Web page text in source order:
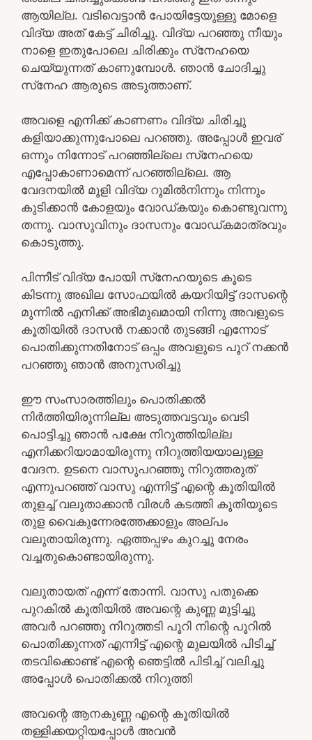
ആയില്ല. വടിവെട്ടാന്‍ പോയിട്ടേയുള്ളു മോളെ
വിദ്യ അത് കേട്ട് ചിരിച്ചു. വിദ്യ പറഞ്ഞു നീയും
നാളെ ഇതുപോലെ ചിരിക്കും സ്‌നേഹയെ
ചെയ്യുന്നത് കാണുമ്പോള്‍. ഞാന്‍ ചോദിച്ചു
സ്‌നേഹ ആരുടെ അടുത്താണ്.
അവളെ എനിക്ക് കാണണം വിദ്യ ചിരിച്ചു
കളിയാക്കുന്നുപോലെ പറഞ്ഞു. അപ്പോള്‍ ഇവര്
ഒന്നും നിന്നോട് പറഞ്ഞില്ലെ സ്‌നേഹയെ
എപ്പോകാണാമെന്ന് പറഞ്ഞില്ലെ. ആ
വേദനയില്‍ മൂളി വിദ്യ റൂമില്‍നിന്നും നിന്നും
കുടിക്കാന്‍ കോളയും വോഡ്കയും കൊണ്ടുവന്നു
തന്നു. വാസുവിനും ദാസനും വോഡ്കമാത്രവും
കൊടുത്തു.
പിന്നീട് വിദ്യ പോയി സ്‌നേഹയുടെ കൂടെ
കിടന്നു അഖില സോഫയില്‍ കയറിയിട്ട് ദാസന്റെ
മുന്നില്‍ എനിക്ക് അഭിമുഖമായി നിന്നു അവളുടെ
കൂതിയില്‍ ദാസന്‍ നക്കാന്‍ തുടങ്ങി എന്നോട്
പൊതിക്കുന്നതിനോട് ഒപ്പം അവളുടെ പൂറ് നക്കന്‍
പറഞ്ഞു ഞാന്‍ അനുസരിച്ചു
ഈ സംസാരത്തിലും പൊതിക്കല്‍
നിര്‍ത്തിയിരുന്നില്ല അടുത്തവട്ടവും വെടി
പൊട്ടിച്ചു ഞാന്‍ പക്ഷേ നിറുത്തിയില്ല
എനിക്കറിയാമായിരുന്നു നിറുത്തിയയാലുള്ള
വേദന. ഉടനെ വാസുപറഞ്ഞു നിറുത്തരുത്
എന്നുപറഞ്ഞ് വാസു എന്നിട്ട് എന്റെ കൂതിയില്‍
തുളച്ച് വലുതാക്കാന്‍ വിരള്‍ കടത്തി കൂതിയുടെ
തുള വൈകുന്നേരത്തേക്കാളും അല്പം
വലുതായിരുന്നു. ഏത്തപ്പഴം കുറച്ചു നേരം
വച്ചതുകൊണ്ടായിരുന്നു.
വലുതായത് എന്ന് തോന്നി. വാസു പതുക്കെ
പുറകില്‍ കൂതിയില്‍ അവന്റെ കുണ്ണ മുട്ടിച്ചു
അവര്‍ പറഞ്ഞു നിറുത്തടി പൂറി നിന്റെ പൂറില്‍
പൊതിക്കുന്നത് എന്നിട്ട് എന്റെ മുലയില്‍ പിടിച്ച്
തടവിക്കൊണ്ട് എന്റെ ഞെട്ടില്‍ പിടിച്ച് വലിച്ചു
അപ്പോള്‍ പൊതിക്കല്‍ നിറുത്തി
അവന്റെ ആനകുണ്ണ എന്റെ കൂതിയില്‍
തള്ളിക്കയറ്റിയപ്പോള്‍ അവന്‍